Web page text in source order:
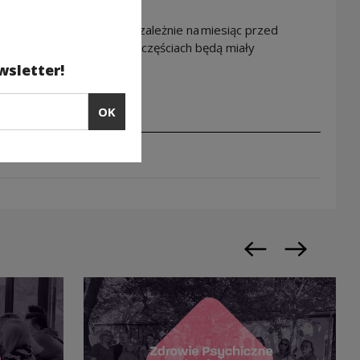
rozpoczną się niezależnie na miesiąc przed
w dwóch kolejnych częściach będą miały
Previous slide
Next slide
OK